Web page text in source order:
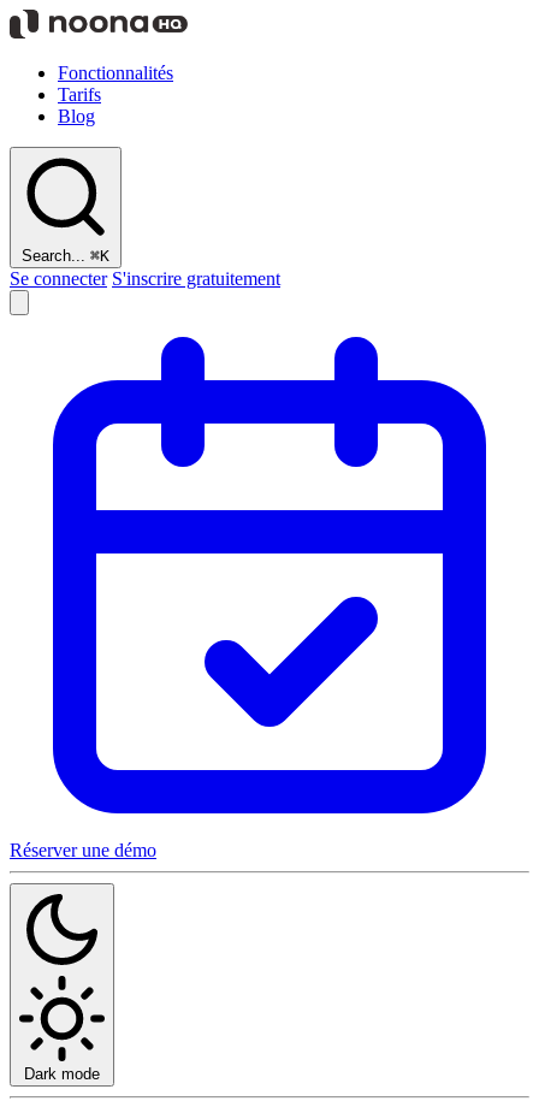
Fonctionnalités
Tarifs
Blog
Search... ⌘K
Se connecter S'inscrire gratuitement
Réserver une démo
Dark mode